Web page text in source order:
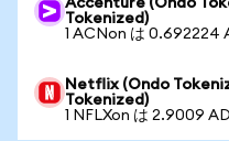
Accenture (Ondo
Tokenized)
1 ACNon は 0.692224
Netflix (Ondo
Tokenized)
1 NFLXon は 2.9009